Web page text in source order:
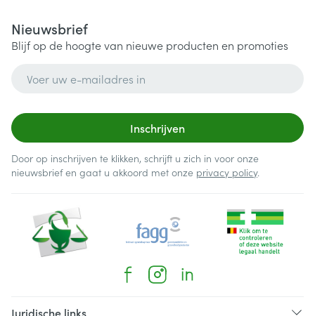
Nieuwsbrief
Blijf op de hoogte van nieuwe producten en promoties
Inschrijven
Door op inschrijven te klikken, schrijft u zich in voor onze
nieuwsbrief en gaat u akkoord met onze privacy policy.
Juridische links